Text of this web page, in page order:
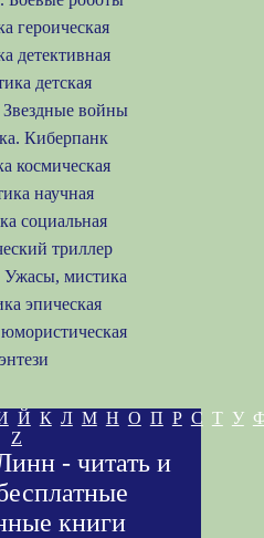
героическая
детективная
детская
Звездные войны
Киберпанк
космическая
научная
социальная
триллер
Ужасы, мистика
эпическая
Й К Л М Н О П Р С Т У
Z
- читать и
книги